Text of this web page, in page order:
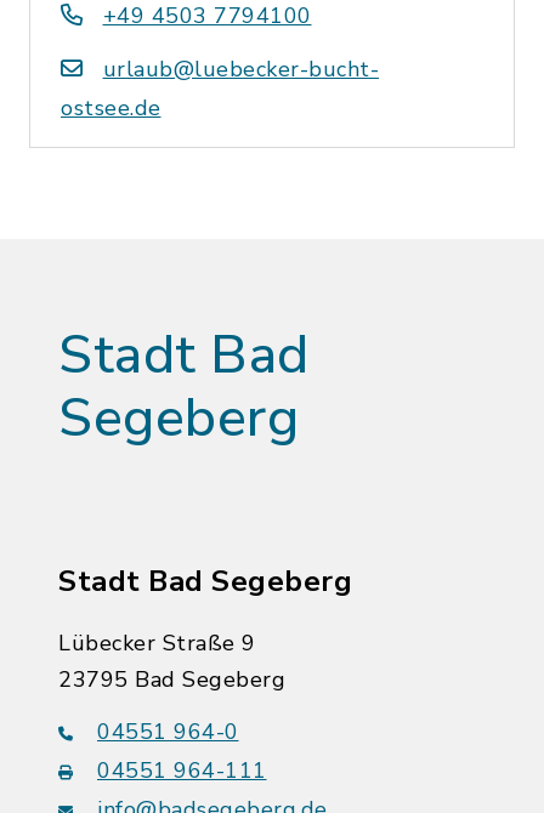
+49 4503 7794100
urlaub@luebecker-bucht-
ostsee.de
Stadt Bad
Segeberg
Stadt Bad Segeberg
Lübecker Straße 9
23795 Bad Segeberg
04551 964-0
04551 964-111